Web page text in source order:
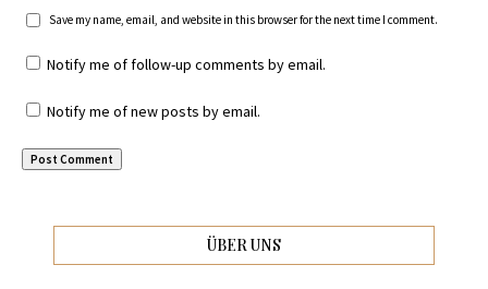
Save my name, email, and website in this browser for the next time I comment.
Notify me of follow-up comments by email.
Notify me of new posts by email.
ÜBER UNS